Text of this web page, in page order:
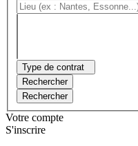
Type de contrat
Rechercher
Rechercher
Votre compte
S'inscrire